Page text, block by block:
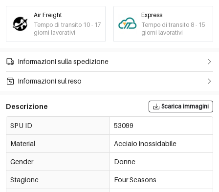
Air Freight
Tempo di transito 10 - 17
giorni lavorativi
Express
Tempo di transito 8 - 15
giorni lavorativi
Informazioni sulla spedizione
Informazioni sul reso
Descrizione Scarica immagini
SPU ID 53099
Material Acciaio inossidabile
Gender Donne
Stagione Four Seasons